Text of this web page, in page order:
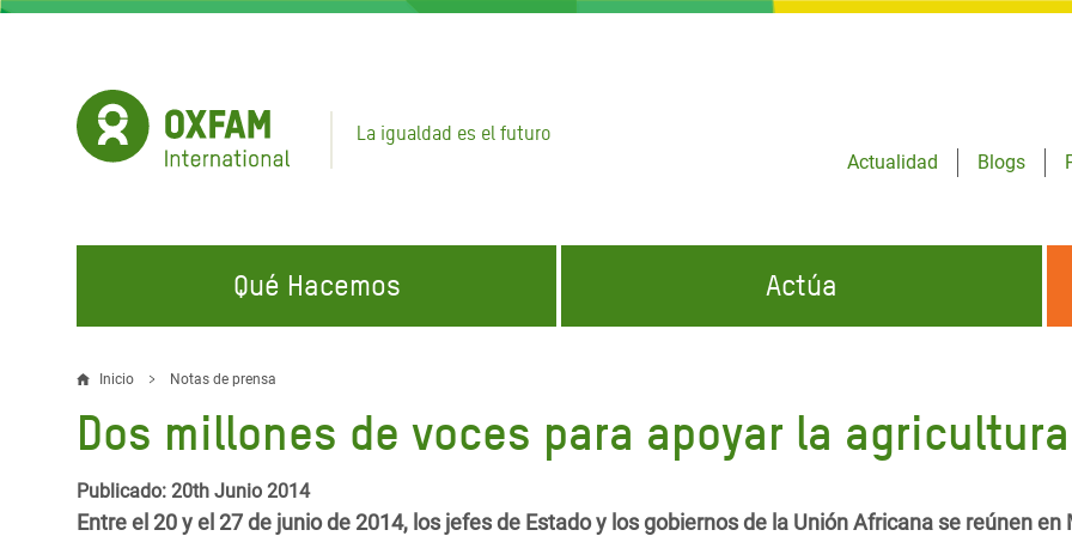
Pasar
La igualdad es el futuro
Actualidad
Blogs
Qué Hacemos
EN QUÉ TRABAJAMOS
Agua y Servicios de
Saneamiento
Alimentación, Crisis Climática,
Gaza Crisis Appeal
CONÓCENOS
Actúa
ÚNETE A NUESTRAS CAMPAÑAS
Climate Justice
Únete a Nuestra Comunidad para
Sobrescribir
enlaces
de
Inicio Notas de prensa
Dos millones de voces para apoyar la
Publicado: 20th Junio 2014
Entre el 20 y el 27 de junio de 2014, los jefes de Estado y los gobiernos de la Unión Africana se reúnen en